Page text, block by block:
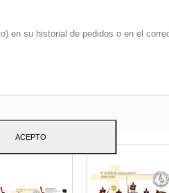
en su historial de pedidos o en el
nuestros servicios y
el análisis de sus
ACEPTO